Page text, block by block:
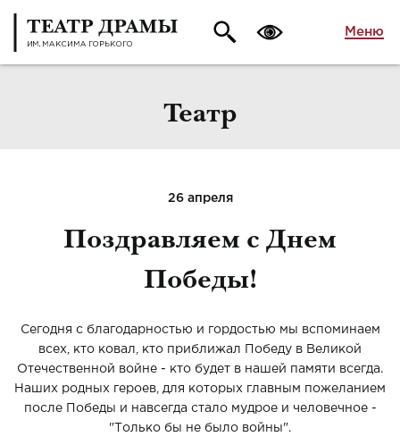
Меню
Театр
26 апреля
Поздравляем с Днем
Победы!
Сегодня с благодарностью и гордостью мы вспоминаем
всех, кто ковал, кто приближал Победу в Великой
Отечественной войне - кто будет в нашей памяти всегда.
Наших родных героев, для которых главным пожеланием
после Победы и навсегда стало мудрое и человечное -
"Только бы не было войны".